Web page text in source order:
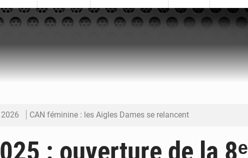
CAN féminine : les Aigles Dames se relancent
: ouverture de la 8ᵉ